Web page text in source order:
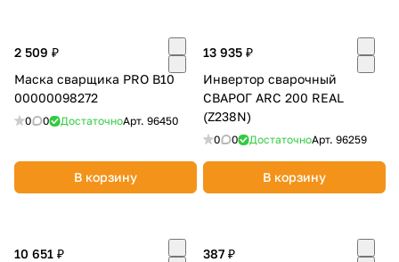
2 509 ₽
Маска сварщика PRO B10
00000098272
0 0 ДостаточноАрт. 96450
В корзину
13 935 ₽
Инвертор сварочный
СВАРОГ ARC 200 REAL
(Z238N)
0 0 ДостаточноАрт. 96259
В корзину
10 651 ₽
387 ₽